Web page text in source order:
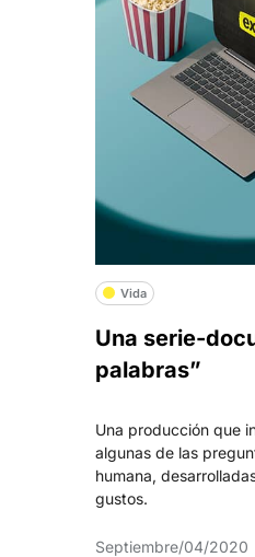
Vida
Una serie-
palabras”
Una producción que
algunas de las
humana,
gustos.
Septiembre/04/2020